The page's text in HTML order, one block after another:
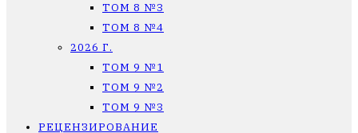
ТОМ 8 №3
ТОМ 8 №4
2026 Г.
ТОМ 9 №1
ТОМ 9 №2
ТОМ 9 №3
РЕЦЕНЗИРОВАНИЕ